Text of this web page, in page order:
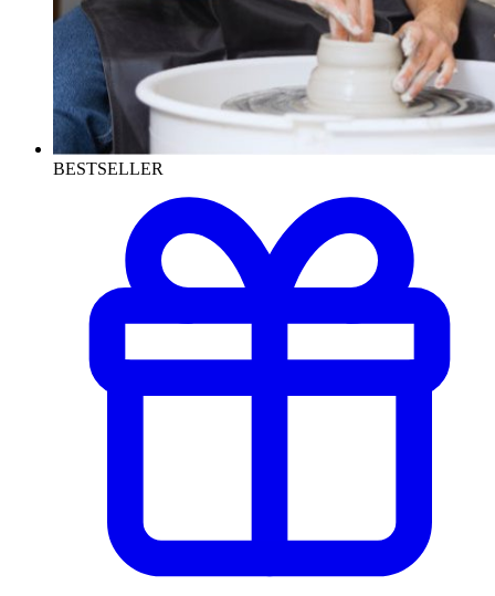
BESTSELLER